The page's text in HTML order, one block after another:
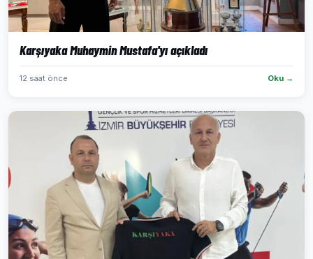
Karşıyaka Muhaymin Mustafa'yı açıkladı
12 saat önce Oku →